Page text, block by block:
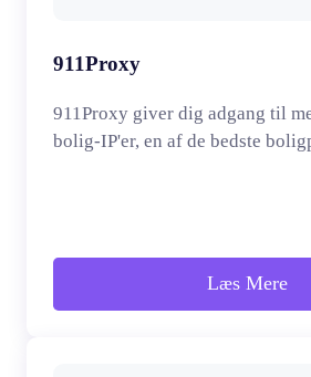
911Proxy
911Proxy giver dig adgang til
bolig-IP'er, en af de bedste
Læs Mere